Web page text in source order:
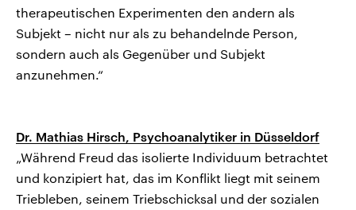
therapeutischen Experimenten den andern als
Subjekt – nicht nur als zu behandelnde Person,
sondern auch als Gegenüber und Subjekt
anzunehmen.“
Dr. Mathias Hirsch, Psychoanalytiker in Düsseldorf
„Während Freud das isolierte Individuum betrachtet
und konzipiert hat, das im Konflikt liegt mit seinem
Triebleben, seinem Triebschicksal und der sozialen